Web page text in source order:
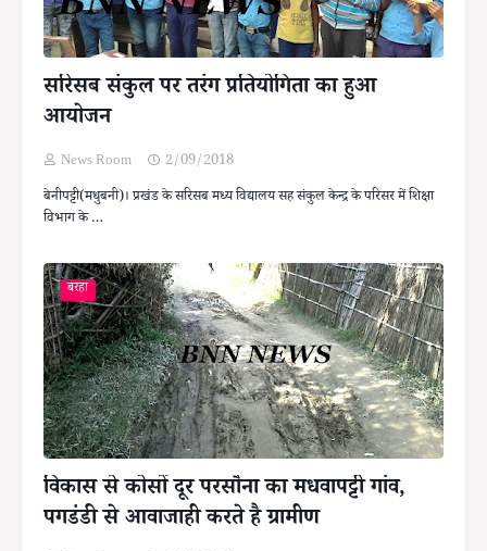
सरिसब संकुल पर तरंग प्रतियोगिता का हुआ
आयोजन
News Room
2/09/2018
बेनीपट्टी(मधुबनी)। प्रखंड के सरिसब मध्य विद्यालय सह संकुल केन्द्र के परिसर में शिक्षा
विभाग के …
बरहा
विकास से कोसों दूर परसौना का मधवापट्टी गांव,
पगडंडी से आवाजाही करते है ग्रामीण